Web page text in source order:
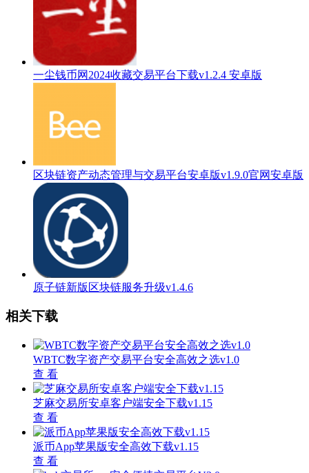
一尘钱币网2024收藏交易平台下载v1.2.4 安卓版
区块链资产动态管理与交易平台安卓版v1.9.0官网安卓版
原子链新版区块链服务升级v1.4.6
相关下载
WBTC数字资产交易平台安全高效之选v1.0
查 看
芝麻交易所安卓客户端安全下载v1.15
查 看
派币App苹果版安全高效下载v1.15
查 看